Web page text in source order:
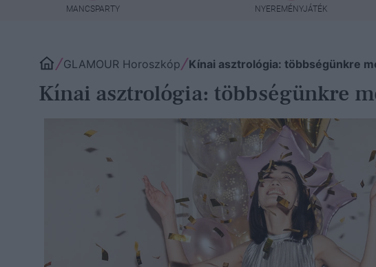
MANCSPARTY NYEREMÉNYJÁTÉK
GLAMOUR Horoszkóp Kínai asztrológia: többségünkre
Kínai asztrológia: többségünkre